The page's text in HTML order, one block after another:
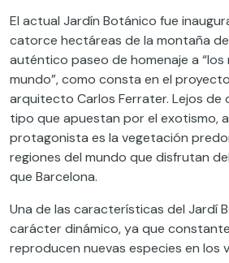
El actual Jardín Botánico fue
catorce hectáreas de la montaña
auténtico paseo de homenaje a
mundo”, como consta en el
arquitecto Carlos Ferrater. Lejos de
tipo que apuestan por el exotismo,
protagonista es la vegetación
regiones del mundo que disfrutan
que Barcelona.
Una de las características del Jardí
carácter dinámico, ya que
reproducen nuevas especies en los